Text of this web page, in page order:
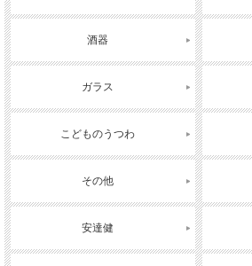
酒器
ガラス
こどものうつわ
その他
安達健